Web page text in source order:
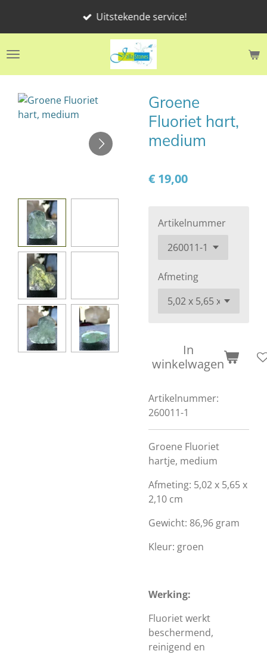
de
Uitstekende service!
Groene
Fluoriet hart,
medium
€ 19,00
Artikelnummer
Afmeting
In
winkelwagen
Artikelnummer:
260011-1
Groene Fluoriet
hartje, medium
Afmeting: 5,02x 5,65 x
2,10 cm
Gewicht: 86,96 gram
Kleur: groen
Werking:
Fluoriet werkt
beschermend,
reinigend en